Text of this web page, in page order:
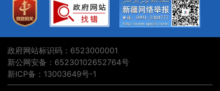
政府网站标识码：6523000001
新公网安备：65230102652764号
新ICP备：13003649号-1